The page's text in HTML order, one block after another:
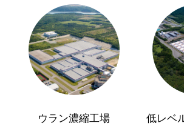
ウラン濃縮工場
低レベ